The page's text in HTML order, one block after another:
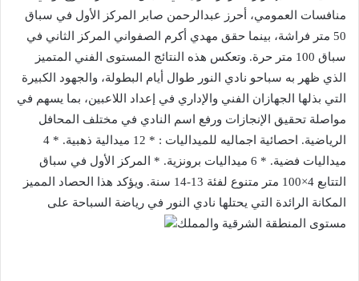
منافسات العمومي، أحرز عبدالرحمن صابر المركز الأول في سباق
50 متر فراشة، بينما حقق مهدي أكرم الصفواني المركز الثاني في
سباق 100 متر حرة. وتعكس هذه النتائج المستوى الفني المتميز
الذي ظهر به سباحو نادي النور طوال أيام البطولة، والجهود الكبيرة
التي بذلها الجهازان الفني والإداري في إعداد اللاعبين، بما يسهم في
مواصلة تحقيق الإنجازات ورفع اسم النادي في مختلف المحافل
الرياضية. احصائية اجماليه للميداليات : * 12 ميدالية ذهبية. * 4
ميداليات فضية. * 6 ميداليات برونزية. * المركز الأول في سباق
التتابع 4×100 متر متنوع لفئة 13-14 سنة. ويؤكد هذا الحصاد المميز
المكانة الرائدة التي يحتلها نادي النور في رياضة السباحة على
مستوى المنطقة الشرقية والمملك